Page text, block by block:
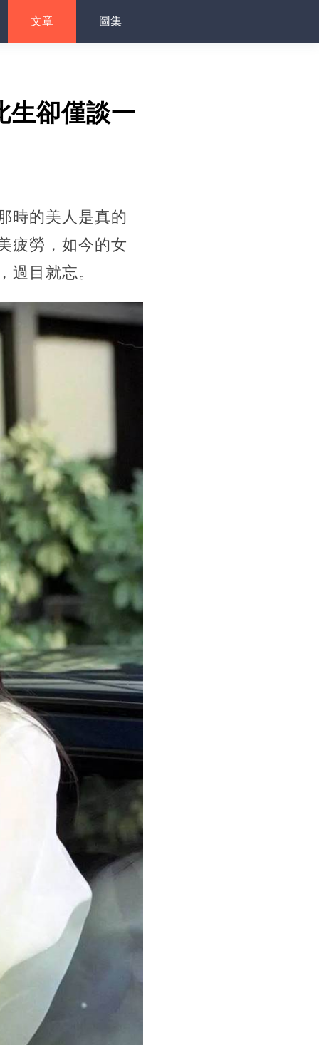
文章 圖集
生卻僅談一
時的美人是真的
疲勞，如今的女
過目就忘。